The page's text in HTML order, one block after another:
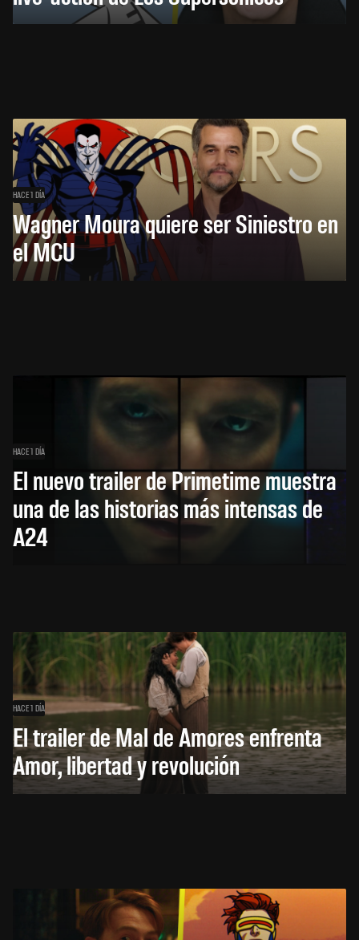
HACE 1 DÍA
Wagner Moura quiere ser Siniestro en
el MCU
HACE 1 DÍA
El nuevo trailer de Primetime muestra
una de las historias más intensas de
A24
HACE 1 DÍA
El trailer de Mal de Amores enfrenta
Amor, libertad y revolución